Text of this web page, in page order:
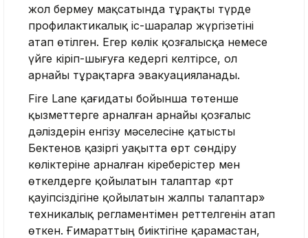
жол бермеу мақсатында тұрақты түрде
профилактикалық іс-шаралар жүргізетіні
атап өтілген. Егер көлік қозғалысқа немесе
үйге кіріп-шығуға кедергі келтірсе, ол
арнайы тұрақтарға эвакуацияланады.
Fire Lane қағидаты бойынша төтенше
қызметтерге арналған арнайы қозғалыс
дәліздерін енгізу мәселесіне қатысты
Бектенов қазіргі уақытта өрт сөндіру
көліктеріне арналған кіреберістер мен
өткелдерге қойылатын талаптар «Өрт
қауіпсіздігіне қойылатын жалпы талаптар»
техникалық регламентімен реттелгенін атап
өткен. Ғимараттың биіктігіне қарамастан,